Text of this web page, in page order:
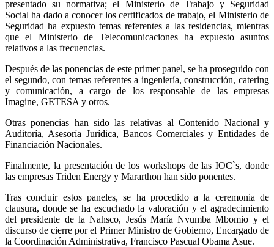
presentado su normativa; el Ministerio de Trabajo y Seguridad
Social ha dado a conocer los certificados de trabajo, el Ministerio de
Seguridad ha expuesto temas referentes a las residencias, mientras
que el Ministerio de Telecomunicaciones ha expuesto asuntos
relativos a las frecuencias.
Después de las ponencias de este primer panel, se ha proseguido con
el segundo, con temas referentes a ingeniería, construcción, catering
y comunicación, a cargo de los responsable de las empresas
Imagine, GETESA y otros.
Otras ponencias han sido las relativas al Contenido Nacional y
Auditoría, Asesoría Jurídica, Bancos Comerciales y Entidades de
Financiación Nacionales.
Finalmente, la presentación de los workshops de las IOC`s, donde
las empresas Triden Energy y Mararthon han sido ponentes.
Tras concluir estos paneles, se ha procedido a la ceremonia de
clausura, donde se ha escuchado la valoración y el agradecimiento
del presidente de la Nahsco, Jesús María Nvumba Mbomio y el
discurso de cierre por el Primer Ministro de Gobierno, Encargado de
la Coordinación Administrativa, Francisco Pascual Obama Asue.